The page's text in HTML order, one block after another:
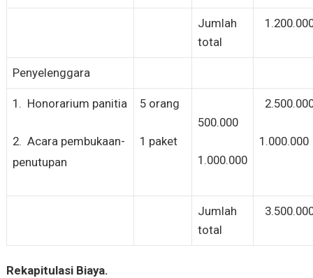
Jumlah
total
Penyelenggara
1. Honorarium panitia
2. Acara pembukaan-
penutupan
5 orang
1 paket
500.000
1.000.000
1.000.000
Jumlah
total
Rekapitulasi Biaya.